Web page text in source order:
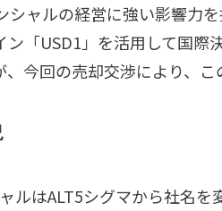
シャルの経営に強い影響力
「USD1」を活用して国際
今回の売却交渉により、
ルはALT5シグマから社名